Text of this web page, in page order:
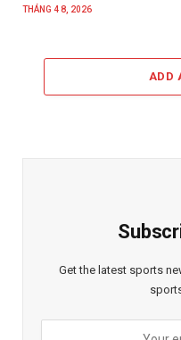
THÁNG 4 8, 2026
ADD
Get the latest sports